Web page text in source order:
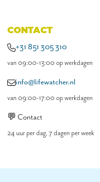
CONTACT
+31 851 305 310
van 09:00-13:00 op werkdagen
info@lifewatcher.nl
van 09:00-17:00 op werkdagen
💬 Contact
24 uur per dag, 7 dagen per week